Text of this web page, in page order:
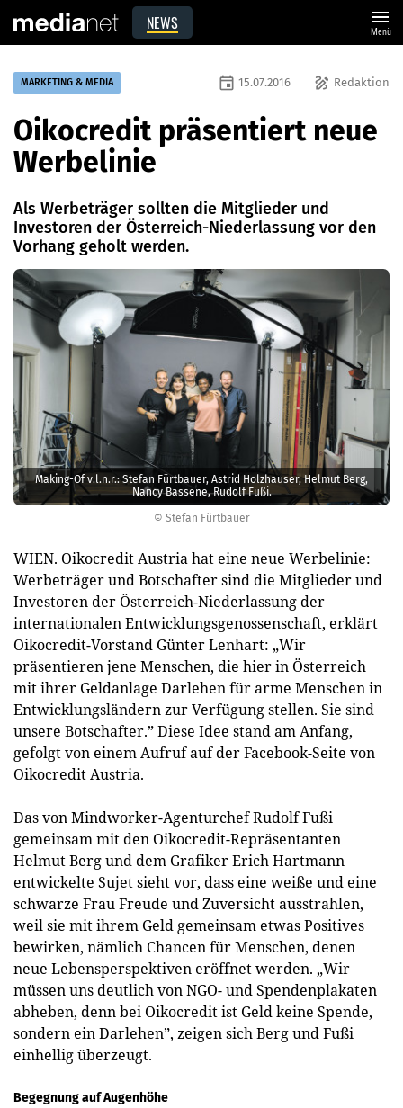
NEWS menu
Menü
© Stefan Fürtbauer
Making-Of v.l.n.r.: Stefan Fürtbauer, Astrid Holzhauser, ­Helmut Berg,
Nancy Bassene, Rudolf Fußi.
MARKETING & MEDIA draw Redaktion
event 15.07.2016
Oikocredit präsentiert neue
Werbelinie
Als Werbeträger sollten die Mitglieder und
Investoren der Österreich-Niederlassung vor den
Vorhang geholt werden.
WIEN. Oikocredit Austria hat eine neue Werbelinie:
Werbeträger und Botschafter sind die Mitglieder und
Investoren der Österreich-Niederlassung der
internationalen Entwicklungsgenossenschaft, erklärt
Oikocredit-Vorstand Günter Lenhart: „Wir
präsentieren jene Menschen, die hier in Österreich
mit ihrer Geldanlage Darlehen für arme Menschen in
Entwicklungsländern zur Verfügung stellen. Sie sind
unsere Botschafter.” Diese Idee stand am Anfang,
gefolgt von einem Aufruf auf der Facebook-­Seite von
Oikocredit Austria.
Das von Mindworker-Agenturchef Rudolf Fußi
gemeinsam mit den Oikocredit-Repräsentanten
Helmut Berg und dem Grafiker Erich Hartmann
entwickelte Sujet sieht vor, dass eine weiße und eine
schwarze Frau Freude und Zuversicht ausstrahlen,
weil sie mit ihrem Geld gemeinsam etwas Posi­tives
bewirken, nämlich Chancen für Menschen, denen
neue Lebensperspektiven eröffnet werden. „Wir
müssen uns deutlich von NGO- und Spendenplakaten
abheben, denn bei Oikocredit ist Geld keine Spende,
sondern ein Darlehen”, zeigen sich Berg und Fußi
einhellig überzeugt.
Begegnung auf Augenhöhe